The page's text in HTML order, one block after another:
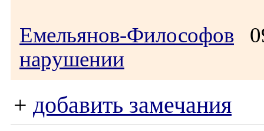
Емельянов-Философов
нарушении
+ добавить замечания